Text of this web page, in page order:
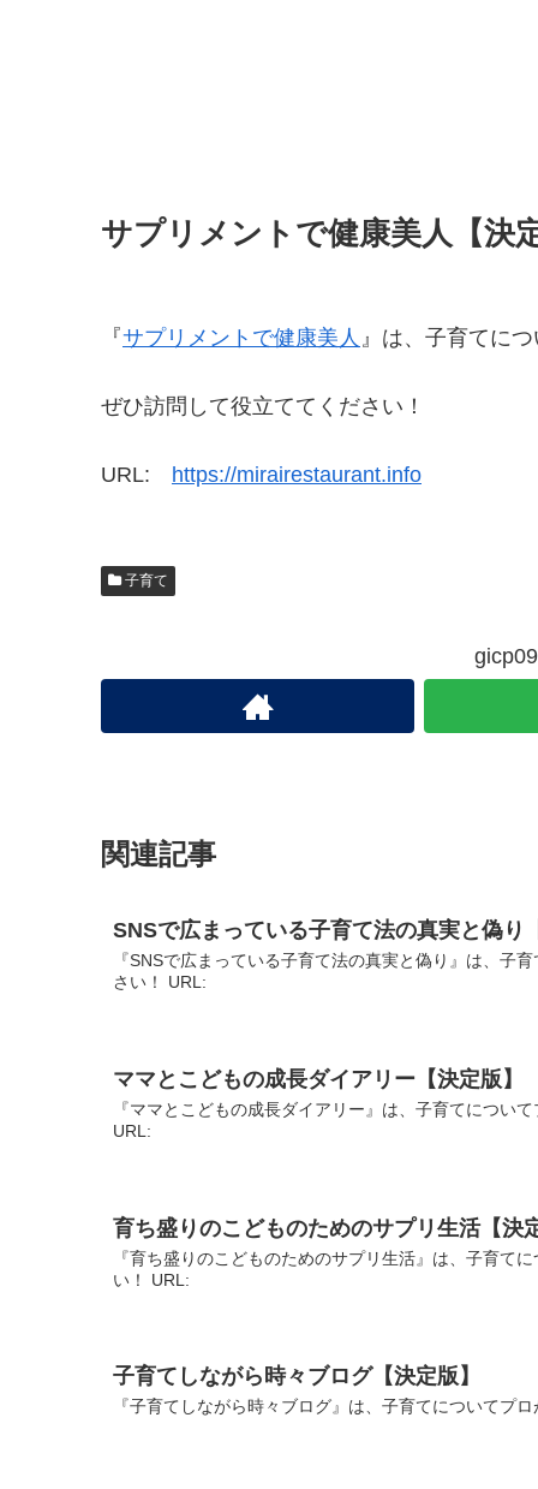
サプリメントで健康美人【決定
『サプリメントで健康美人 』は、子育てに
ぜひ訪問して役立ててください！
URL: https://mirairestaurant.info
子育て
関連記事
SNSで広まっている子育て法の真実と偽り
『SNSで広まっている子育て法の真実と偽り』は、子
さい！ URL:
ママとこどもの成長ダイアリー【決定版】
『ママとこどもの成長ダイアリー』は、子育てについ
URL:
育ち盛りのこどものためのサプリ生活【決
『育ち盛りのこどものためのサプリ生活』は、子育て
い！ URL:
子育てしながら時々ブログ【決定版】
『子育てしながら時々ブログ』は、子育てについてプ